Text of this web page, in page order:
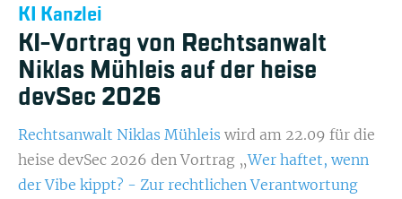
KI Kanzlei
KI-Vortrag von Rechtsanwalt
Niklas Mühleis auf der heise
devSec 2026
Rechtsanwalt Niklas Mühleis wird am 22.09 für die
heise devSec 2026 den Vortrag „Wer haftet, wenn
der Vibe kippt? - Zur rechtlichen Verantwortung